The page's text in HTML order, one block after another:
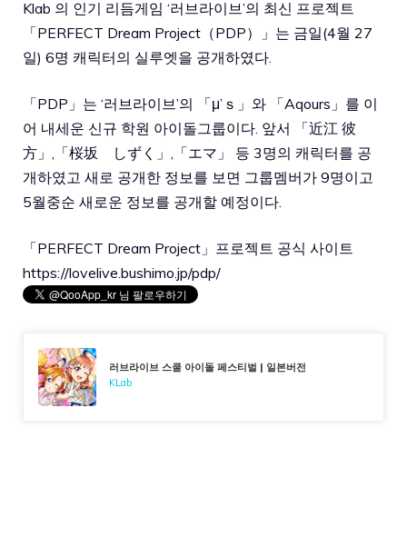
Klab 의 인기 리듬게임 ‘러브라이브’의 최신 프로젝트
「PERFECT Dream Project（PDP）」는 금일(4월 27
일) 6명 캐릭터의 실루엣을 공개하였다.
「PDP」는 ‘러브라이브’의 「μ’ｓ」와 「Aqours」를 이
어 내세운 신규 학원 아이돌그룹이다. 앞서 「近江 彼
方」,「桜坂 しずく」,「エマ」 등 3명의 캐릭터를 공
개하였고 새로 공개한 정보를 보면 그룹멤버가 9명이고
5월중순 새로운 정보를 공개할 예정이다.
「PERFECT Dream Project」프로젝트 공식 사이트
https://lovelive.bushimo.jp/pdp/
러브라이브 스쿨 아이돌 페스티벌 | 일본버전
KLab